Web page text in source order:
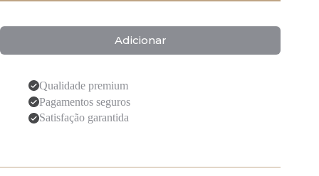
Adicionar
Qualidade premium
Pagamentos seguros
Satisfação garantida